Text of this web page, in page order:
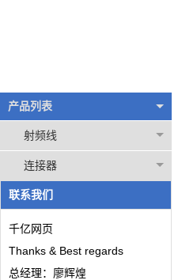
产品列表
射频线
连接器
联系我们
千亿网页
Thanks & Best regards
总经理：廖辉煌